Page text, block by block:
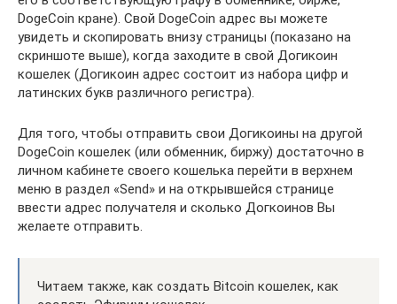
DogeCoin кране). Свой DogeCoin адрес вы можете
увидеть и скопировать внизу страницы (показано на
скриншоте выше), когда заходите в свой Догикоин
кошелек (Догикоин адрес состоит из набора цифр и
латинских букв различного регистра).
Для того, чтобы отправить свои Догикоины на другой
DogeCoin кошелек (или обменник, биржу) достаточно в
личном кабинете своего кошелька перейти в верхнем
меню в раздел «Send» и на открывшейся странице
ввести адрес получателя и сколько Догкоинов Вы
желаете отправить.
Читаем также, как создать Bitcoin кошелек, как